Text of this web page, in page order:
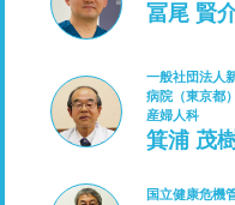
冨尾 賢
一般社団法人
病院（東京都
産婦人科
箕浦 茂
国立健康危機